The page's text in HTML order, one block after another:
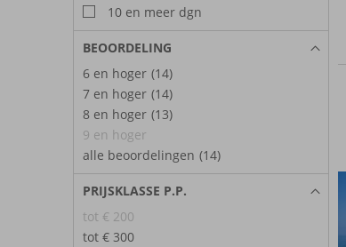
10 en meer dgn
BEOORDELING
6 en hoger (14)
7 en hoger (14)
8 en hoger (13)
9 en hoger
alle beoordelingen (14)
PRIJSKLASSE P.P.
tot € 200
tot € 300